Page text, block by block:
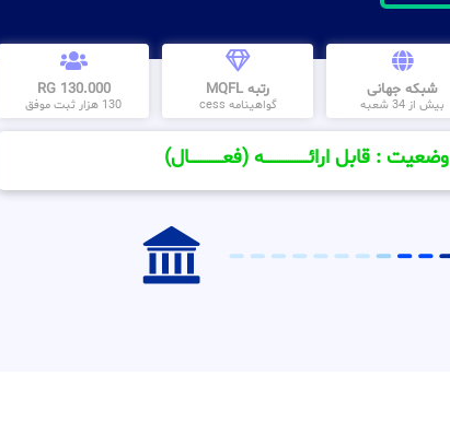
شبکه جهانی
بیش از 34 شعبه
رتبه MQFL
گواهینامه cess
130.000 RG
130 هزار ثبت موفق
وضعیت : قابل ارائــــــــــــــــــــه (فعـــــــــــــــال)